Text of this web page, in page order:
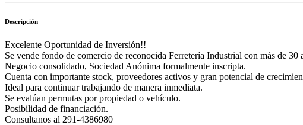
Descripción
Excelente Oportunidad de Inversión!!
Se vende fondo de comercio de reconocida Ferretería Industrial con más de 30
Negocio consolidado, Sociedad Anónima formalmente inscripta.
Cuenta con importante stock, proveedores activos y gran potencial de
Ideal para continuar trabajando de manera inmediata.
Se evalúan permutas por propiedad o vehículo.
Posibilidad de financiación.
Consultanos al 291-4386980